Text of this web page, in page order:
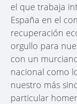
el que trabaja
España en el
recuperación
orgullo para
con un
nacional como
nuestro más
particular